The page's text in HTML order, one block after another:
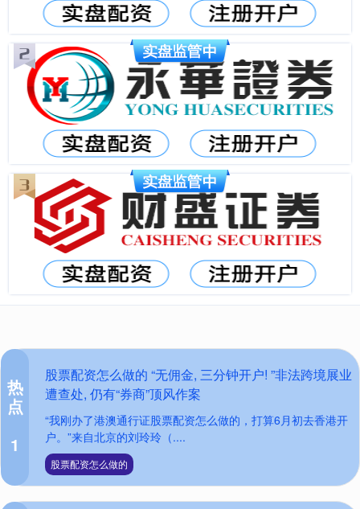
热
点
1
股票配资怎么做的 “无佣金, 三分钟开户! ”非法跨境展业
遭查处, 仍有“券商”顶风作案
“我刚办了港澳通行证股票配资怎么做的，打算6月初去香港开
户。”来自北京的刘玲玲（....
股票配资怎么做的